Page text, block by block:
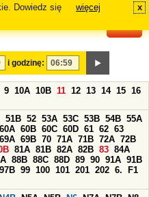
Dowiedz się
więcej x
i godzinę:
9 10A 10B 11 12 13 14 15 16
51B 52 53A 53C 53B 54B 55A
60A 60B 60C 60D 61 62 63
69A 69B 70 71A 71B 72A 72B
81A 81B 82A 82B 83 84A
88B 88C 88D 89 90 91A 91B
97B 99 100 101 201 202 6.
F1